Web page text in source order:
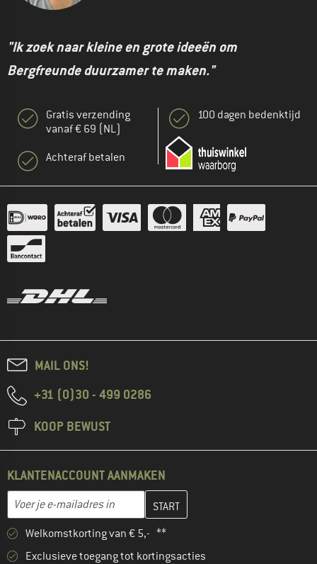
"Ik zoek naar kleine en grote ideeën om
Bergfreunde duurzamer te maken."
Gratis verzending
vanaf € 69 (NL)
Achteraf betalen
100 dagen bedenktijd
MAIL ONS!
+31 (0)30 - 499 0286
KOOP BEWUST
KLANTENACCOUNT AANMAKEN
E-mailadres
Vul je e-mailadres hier in en maak in de volgende stap je
Welkomstkorting van € 5,- **
Exclusieve toegang tot kortingsacties